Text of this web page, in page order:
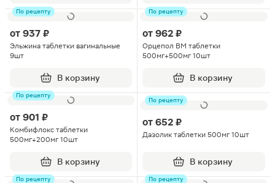
По рецепту
от 937 ₽
Эльжина таблетки вагинальные
9шт
В корзину
По рецепту
от 962 ₽
Орцепол ВМ таблетки
500мг+500мг 10шт
В корзину
По рецепту
от 901 ₽
Комбифлокс таблетки
500мг+200мг 10шт
В корзину
По рецепту
от 652 ₽
Дазолик таблетки 500мг 10шт
В корзину
По рецепту По рецепту